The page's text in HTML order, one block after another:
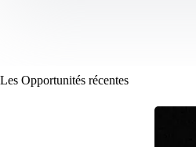
Les Opportunités récentes